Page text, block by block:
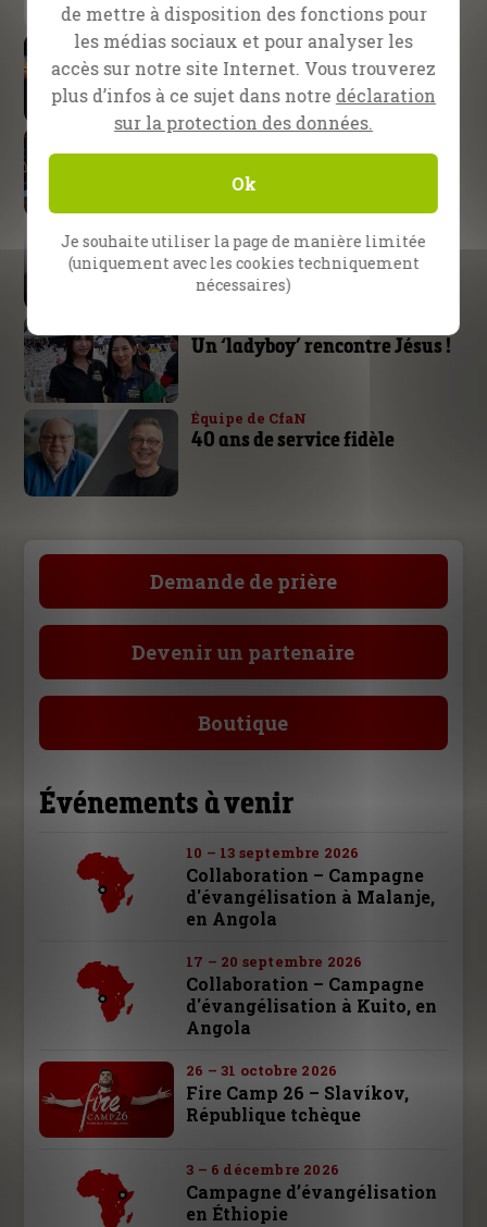
École d’évangélisation SOE
S’attendre à de grandes choses
de la part de Dieu
Nuremberg, Allemagne
Le bras de Dieu n’est pas trop
court !
Daniel Kolenda
La victoire appartient au
Seigneur
Un ‘ladyboy’ rencontre Jésus !
Équipe de CfaN
40 ans de service fidèle
Demande de prière
Devenir un partenaire
Boutique
Événements à venir
10 – 13 septembre 2026
Collaboration – Campagne
d'évangélisation à Malanje,
en Angola
17 – 20 septembre 2026
Collaboration – Campagne
d'évangélisation à Kuito, en
Angola
26 – 31 octobre 2026
Fire Camp 26 – Slavíkov,
République tchèque
3 – 6 décembre 2026
Campagne d’évangélisation
en Éthiopie
de mettre à disposition des fonctions pour
les médias sociaux et pour analyser les
accès sur notre site Internet. Vous trouverez
plus d’infos à ce sujet dans notre déclaration
sur la protection des données.
Ok
Je souhaite utiliser la page de manière limitée
(uniquement avec les cookies techniquement
nécessaires)